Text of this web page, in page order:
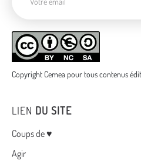
Copyright Cemea pour tous contenus
LIEN DU SITE
Menu
Coups de ♥
Agir